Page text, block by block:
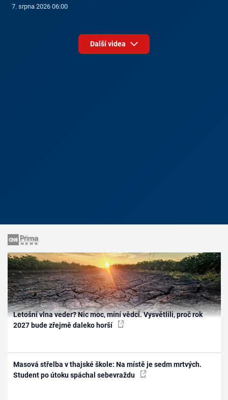
7. srpna 2026 06:00
Další videa
Letošní vlna veder? Nic moc, míní vědci. Vysvětlili, proč rok
2027 bude zřejmě daleko horší
Masová střelba v thajské škole: Na místě je sedm mrtvých.
Student po útoku spáchal sebevraždu